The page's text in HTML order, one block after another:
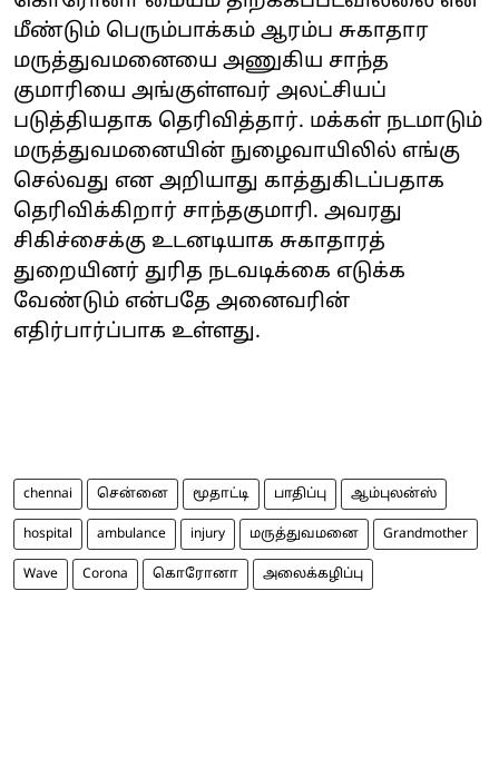
மீண்டும் பெரும்பாக்கம் ஆரம்ப சுகாதார
மருத்துவமனையை அணுகிய சாந்த
குமாரியை அங்குள்ளவர் அலட்சியப்
படுத்தியதாக தெரிவித்தார். மக்கள் நடமாடும்
மருத்துவமனையின் நுழைவாயிலில் எங்கு
செல்வது என அறியாது காத்துகிடப்பதாக
தெரிவிக்கிறார் சாந்தகுமாரி. அவரது
சிகிச்சைக்கு உடனடியாக சுகாதாரத்
துறையினர் துரித நடவடிக்கை எடுக்க
வேண்டும் என்பதே அனைவரின்
எதிர்பார்ப்பாக உள்ளது.
chennai சென்னை மூதாட்டி பாதிப்பு ஆம்புலன்ஸ்
hospital ambulance injury மருத்துவமனை Grandmother
Wave Corona கொரோனா அலைக்கழிப்பு